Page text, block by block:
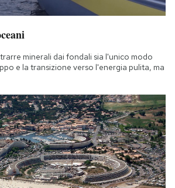
minerali dai fondali sia l'unico modo
e la transizione verso l'energia pulita, ma